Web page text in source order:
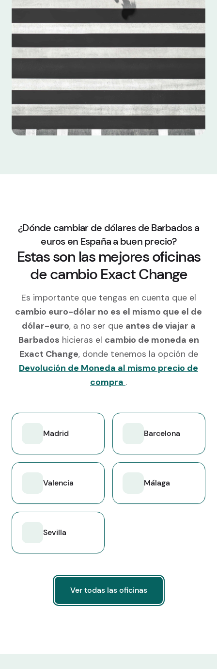
¿Dónde cambiar de dólares de Barbados a
euros en España a buen precio?
Estas son las mejores oficinas
de cambio Exact Change
Es importante que tengas en cuenta que el
cambio euro-dólar no es el mismo que el de
dólar-euro, a no ser que antes de viajar a
Barbados hicieras el cambio de moneda en
Exact Change, donde tenemos la opción de
Devolución de Moneda al mismo precio de
compra .
Madrid Barcelona
Valencia Málaga
Sevilla
Ver todas las oficinas
Ver todas las oficinas